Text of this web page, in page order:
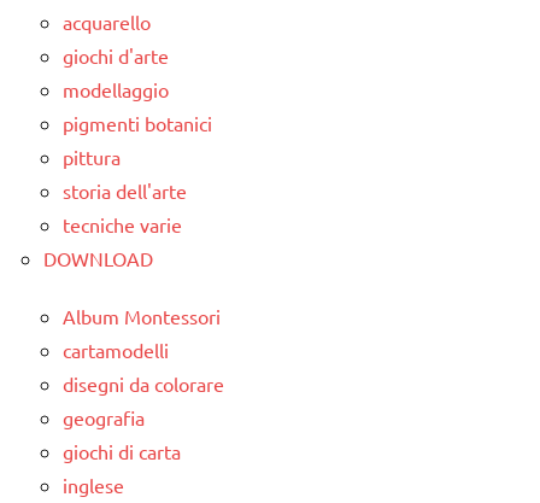
paperfolding
TUTORIAL
TUTTI GLI
ARGOMENTI
PER ETA'
classe
classe
5a
decorazioni
natalizie
DELL'ANNO
LAVORETTI
Natale
paperfolding
origami
di
avvento
carta
classe
classe
4a
5a
natalizie
FESTE
DELL'ANNO
acquarello
giochi d'arte
modellaggio
pigmenti botanici
pittura
storia dell'arte
tecniche varie
DOWNLOAD
Album Montessori
cartamodelli
disegni da colorare
geografia
giochi di carta
inglese